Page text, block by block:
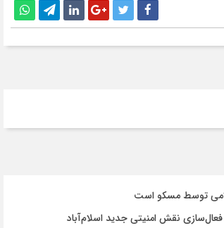
توسط مسکو است
نقش امنیتی جدید اسلام‌آباد